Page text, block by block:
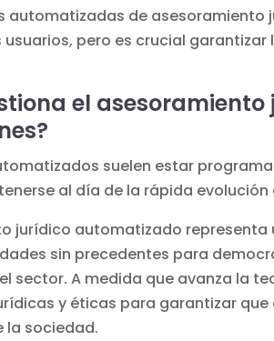
automatizadas de asesoramiento
pero es crucial
el
suelen estar
al día de la rápida
jurídico automatizado
sin precedentes para
sector. A medida que avanza la
y éticas para garantizar
la sociedad.